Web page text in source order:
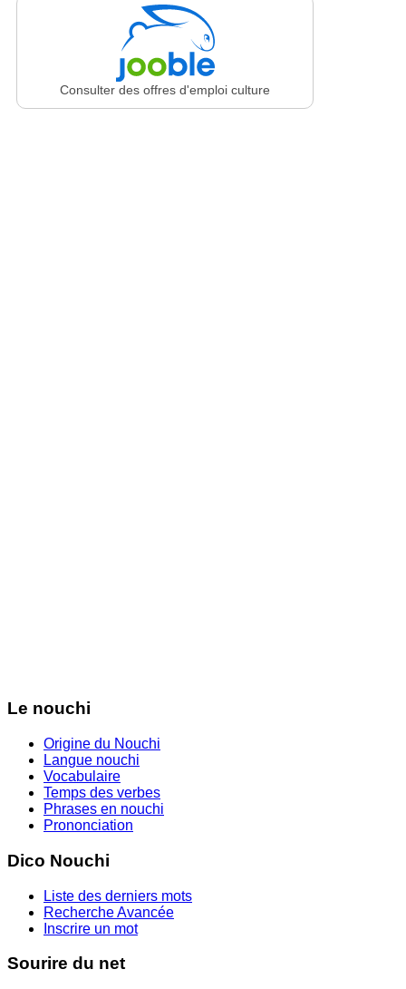
Consulter des offres d'emploi culture
Le nouchi
Origine du Nouchi
Langue nouchi
Vocabulaire
Temps des verbes
Phrases en nouchi
Prononciation
Dico Nouchi
Liste des derniers mots
Recherche Avancée
Inscrire un mot
Sourire du net